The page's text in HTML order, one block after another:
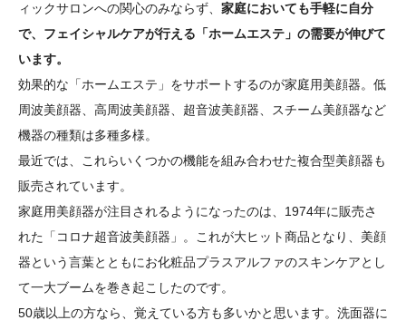
ィックサロンへの関心のみならず、 家庭においても手軽に自分
で、フェイシャルケアが行える「ホームエステ」の需要が伸びて
います。
効果的な「ホームエステ」をサポートするのが家庭用美顔器。低
周波美顔器、高周波美顔器、超音波美顔器、スチーム美顔器など
機器の種類は多種多様。
最近では、これらいくつかの機能を組み合わせた複合型美顔器も
販売されています。
家庭用美顔器が注目されるようになったのは、1974年に販売さ
れた「コロナ超音波美顔器」。これが大ヒット商品となり、美顔
器という言葉とともにお化粧品プラスアルファのスキンケアとし
て一大ブームを巻き起こしたのです。
50歳以上の方なら、覚えている方も多いかと思います。洗面器に